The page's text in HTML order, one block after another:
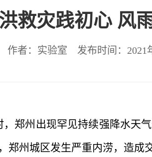
救灾践初心 风
作者：实验室 发布时间：2021
，郑州出现罕见持续强降水天
郑州城区发生严重内涝，造成